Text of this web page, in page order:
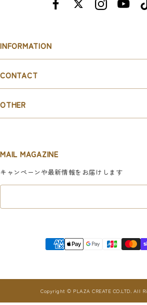
INFORMATION
お知らせ
CONTACT
OTHER
利用規約
特定商取引法に基づく表記
MAIL MAGAZINE
キャンペーンや最新情報をお届けします
Copyright © PLAZA CREATE CO.LTD. All